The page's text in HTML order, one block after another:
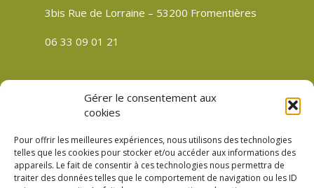
Gérer le consentement aux
cookies
Pour offrir les meilleures expériences, nous utilisons des technologies
telles que les cookies pour stocker et/ou accéder aux informations des
appareils. Le fait de consentir à ces technologies nous permettra de
traiter des données telles que le comportement de navigation ou les ID
3bis Rue de Lorraine – 53200 Fromentières
06 33 09 01 21
Mentions légales
Plan du site